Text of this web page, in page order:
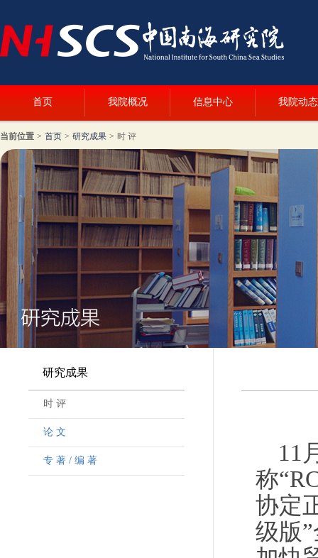
首页 我院概况 信息中心 我院动态
当前位置 > 首页 > 研究成果 > 时 评
研究成果
时 评
论 文
专 著 / 编 著
11
称
协定
级版